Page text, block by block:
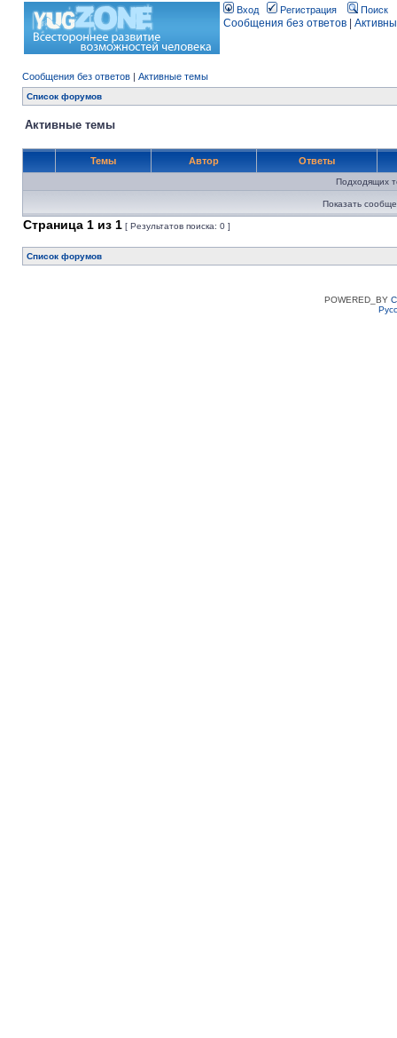
Вход Регистрация Поиск
Сообщения без ответов
Сообщения без ответов | Активные темы
Список форумов
Активные темы
Темы Автор Ответы
Подходящих
Показать
Страница 1 из 1 [ Результатов поиска: 0 ]
Список форумов
POWERED_BY